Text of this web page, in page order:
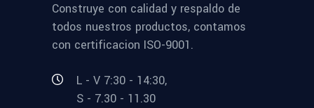
Construye con calidad y respaldo de
todos nuestros productos, contamos
con certificacion ISO-9001.
L - V 7:30 - 14:30,
S - 7.30 - 11.30